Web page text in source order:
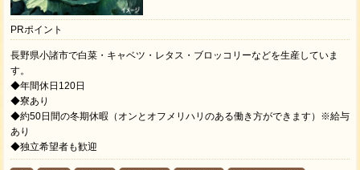
PRポイント
長野県小諸市で白菜・キャベツ・レタス・ブロッコリーなどを生産していま
す。
◆年間休日120日
◆寮あり
◆約50日間の冬期休暇（オンとオフメリハリのある働き方ができます）※給与
あり
◆独立希望者も歓迎